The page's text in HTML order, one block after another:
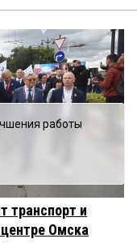
транспорт и
Омска
работы